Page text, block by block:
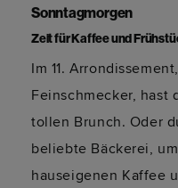
Sonntagmorgen
Zeit für Kaffee und
Im 11.
Feinschmecker, hast
tollen Brunch. Oder
beliebte Bäckerei,
hauseigenen Kaffee